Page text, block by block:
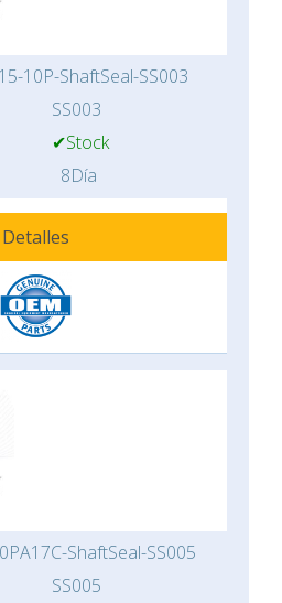
10P-ShaftSeal-SS003
SS003
✔Stock
8Día
Detalles
ShaftSeal-SS005
SS005